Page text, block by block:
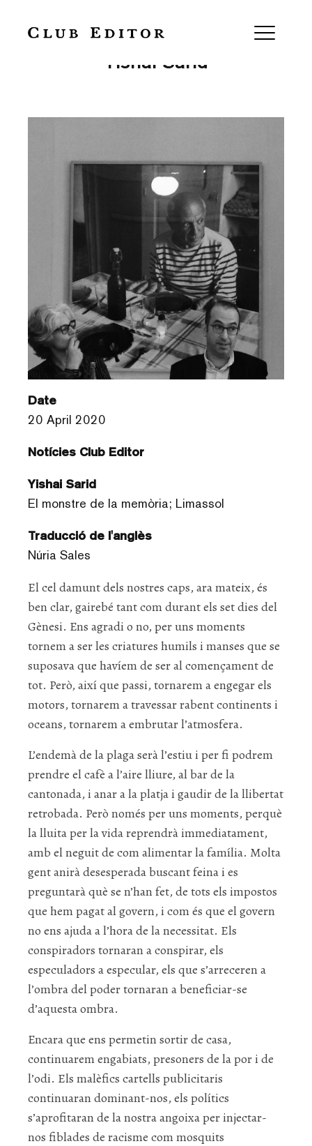
L’endemà de la plaga, per
Yishai Sarid
Date
20 April 2020
Notícies Club Editor
Yishai Sarid
El monstre de la memòria; Limassol
Traducció de l'anglès
Núria Sales
El cel damunt dels nostres caps, ara mateix, és
ben clar, gairebé tant com durant els set dies del
Gènesi. Ens agradi o no, per uns moments
tornem a ser les criatures humils i manses que se
suposava que havíem de ser al començament de
tot. Però, així que passi, tornarem a engegar els
motors, tornarem a travessar rabent continents i
oceans, tornarem a embrutar l’atmosfera.
L’endemà de la plaga serà l’estiu i per fi podrem
prendre el cafè a l’aire lliure, al bar de la
cantonada, i anar a la platja i gaudir de la llibertat
retrobada. Però només per uns moments, perquè
la lluita per la vida reprendrà immediatament,
amb el neguit de com alimentar la família. Molta
gent anirà desesperada buscant feina i es
preguntarà què se n’han fet, de tots els impostos
que hem pagat al govern, i com és que el govern
no ens ajuda a l’hora de la necessitat. Els
conspiradors tornaran a conspirar, els
especuladors a especular, els que s’arreceren a
l’ombra del poder tornaran a beneficiar-se
d’aquesta ombra.
Encara que ens permetin sortir de casa,
continuarem engabiats, presoners de la por i de
l’odi. Els malèfics cartells publicitaris
continuaran dominant-nos, els polítics
s’aprofitaran de la nostra angoixa per injectar-
nos fiblades de racisme com mosquits